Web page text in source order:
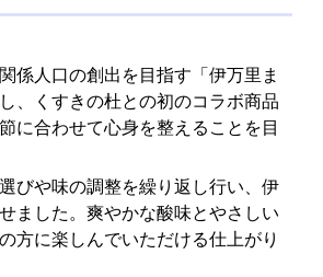
係人口の創出を目指す「伊万里ま
、くすきの杜との初のコラボ商品
に合わせて心身を整えることを目
びや味の調整を繰り返し行い、伊
ました。爽やかな酸味とやさしい
方に楽しんでいただける仕上がり